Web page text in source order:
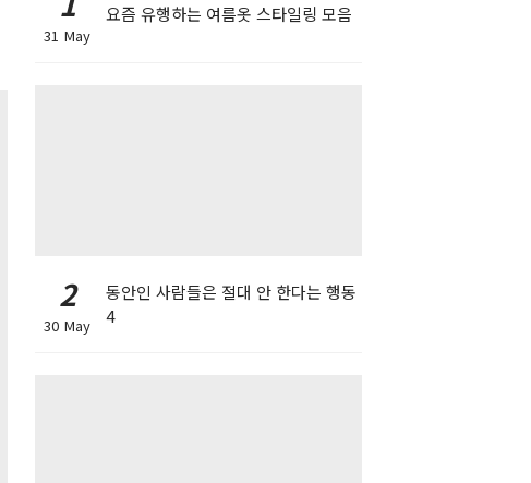
31 May
요즘 유행하는 여름옷 스타일링 모음
2
30 May
동안인 사람들은 절대 안 한다는 행동
4